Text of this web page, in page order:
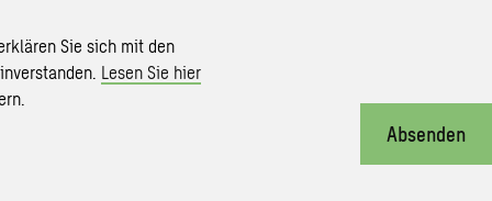
Sie sich mit den
Lesen Sie hier
Absenden